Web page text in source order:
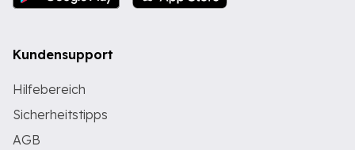
Kundensupport
Hilfebereich
Sicherheitstipps
AGB